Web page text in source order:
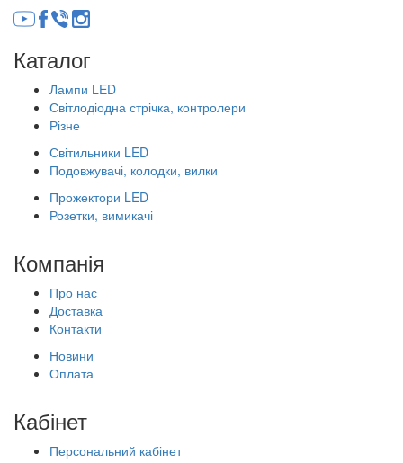
Каталог
Лампи LED
Світлодіодна стрічка, контролери
Різне
Світильники LED
Подовжувачі, колодки, вилки
Прожектори LED
Розетки, вимикачі
Компанія
Про нас
Доставка
Контакти
Новини
Оплата
Кабінет
Персональний кабінет